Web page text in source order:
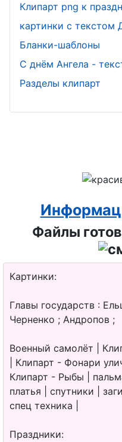
Клипарт png к
картинки с текстом
Бланки-шаблоны
С днём Ангела -
Разделы клипарт
Файлы
Картинки:
Главы государств :
Черненко ; Андропов ;
Военный самолёт |
| Клипарт - Фонари
Клипарт - Рыбы |
платья | спутники |
спец техника |
Праздники: